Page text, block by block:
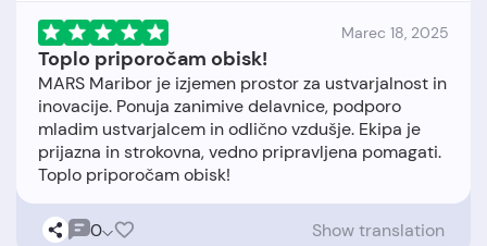
Marec 18, 2025
Toplo priporočam obisk!
MARS Maribor je izjemen prostor za ustvarjalnost in
inovacije. Ponuja zanimive delavnice, podporo
mladim ustvarjalcem in odlično vzdušje. Ekipa je
prijazna in strokovna, vedno pripravljena pomagati.
0 Show translation